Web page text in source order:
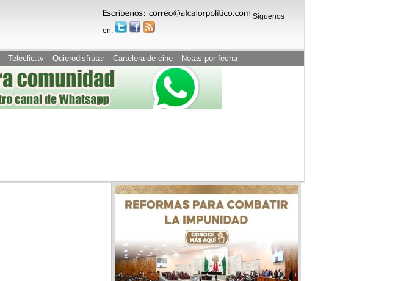
Síguenos
en:
Teleclic.tv Quierodisfrutar Cartelera de cine Notas por fecha